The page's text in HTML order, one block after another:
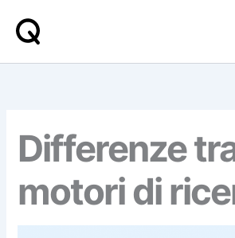
contenuto
Differenze
motori di